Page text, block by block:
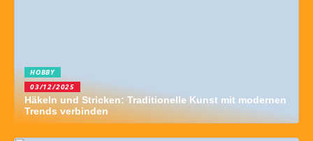
HOBBY
03/12/2025
Häkeln und Stricken: Traditionelle Kunst mit modernen
Trends verbinden